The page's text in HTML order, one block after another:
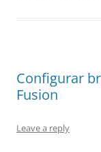
Configurar
Fusion
Leave a reply